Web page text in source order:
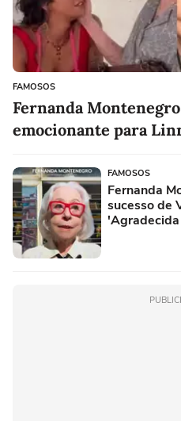
FAMOSOS
Fernanda
emocionante para
FAMOSOS
Fernanda
sucesso de
'Agradecida